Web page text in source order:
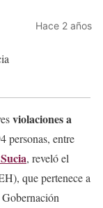
Hace 2 años
violaciones a
personas, entre
, reveló el
que pertenece a